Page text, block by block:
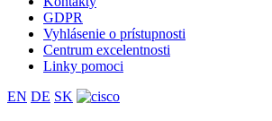
GDPR
Vyhlásenie o prístupnosti
Centrum excelentnosti
Linky pomoci
EN DE SK